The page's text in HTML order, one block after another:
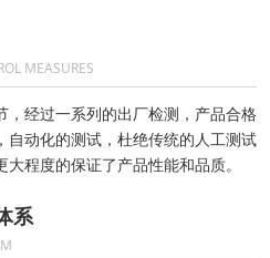
MEASURES
，经过一系列的出厂检测，产品合格
自动化的测试，杜绝传统的人工测试
程度的保证了产品性能和品质。
系